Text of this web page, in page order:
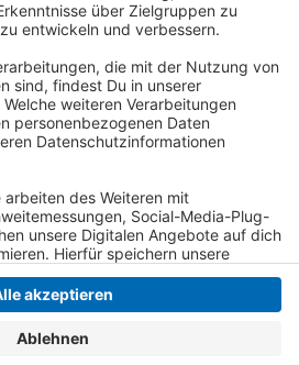
ihrhier.